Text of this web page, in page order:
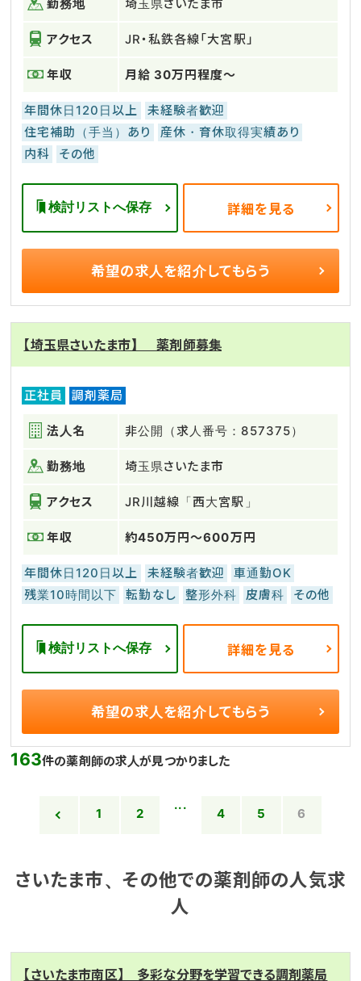
勤務地 埼玉県さいたま市
アクセス JR・私鉄各線「大宮駅」
年収 月給 30万円程度～
年間休日120日以上
未経験者歓迎
住宅補助（手当）あり
産休・育休取得実績あり
内科
その他
検討リストへ保存 詳細を見る
希望の求人を紹介してもらう
【埼玉県さいたま市】 薬剤師募集
正社員 調剤薬局
法人名 非公開（求人番号：857375）
勤務地 埼玉県さいたま市
アクセス JR川越線「西大宮駅」
年収 約450万円～600万円
年間休日120日以上 未経験者歓迎
車通勤OK
残業10時間以下
転勤なし 整形外科 皮膚科 その他
検討リストへ保存 詳細を見る
希望の求人を紹介してもらう
163件の薬剤師の求人が見つかりました
1 2
...
4 5 6
さいたま市、その他での薬剤師の人気求
人
【さいたま市南区】 多彩な分野を学習できる調剤薬局